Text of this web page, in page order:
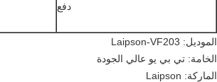
دفع
الموديل: Laipson-VF203
الخامة: تي بي يو عالي الجودة
الماركة: Laipson